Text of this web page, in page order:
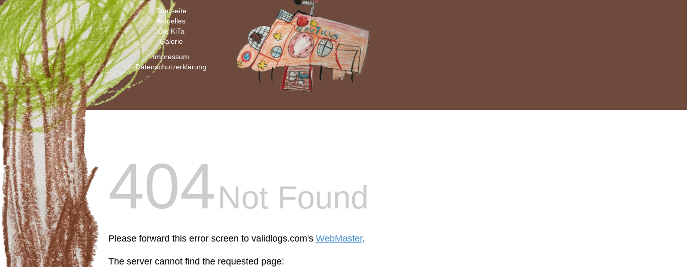
Startseite
Aktuelles
Die KiTa
Galerie
Impressum
Datenschutzerklärung
404Not Found
Please forward this error screen to validlogs.com's WebMaster.
The server cannot find the requested page: